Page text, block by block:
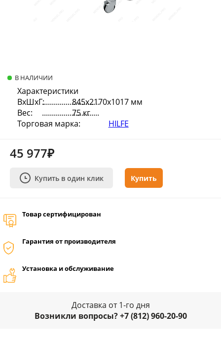
В НАЛИЧИИ
Характеристики
ВхШхГ:
845х2170х1017 мм
Вес:
75 кг
Торговая марка:
HILFE
45 977₽
Купить в один клик Купить
Товар сертифицирован
Гарантия от производителя
Установка и обслуживание
Доставка от 1-го дня
Возникли вопросы? +7 (812) 960-20-90